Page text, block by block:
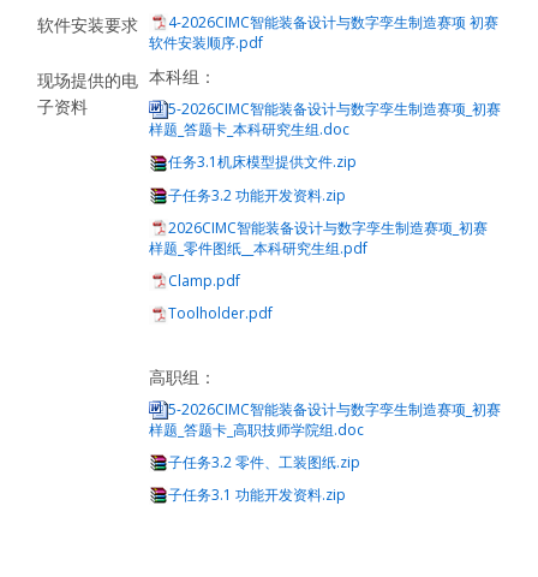
软件安装要求
4-2026CIMC智能装备设计与数字孪生制造赛项 初赛
软件安装顺序.pdf
现场提供的电
子资料
本科组：
5-2026CIMC智能装备设计与数字孪生制造赛项_初赛
样题_答题卡_本科研究生组.doc
任务3.1机床模型提供文件.zip
子任务3.2 功能开发资料.zip
2026CIMC智能装备设计与数字孪生制造赛项_初赛
样题_零件图纸__本科研究生组.pdf
Clamp.pdf
Toolholder.pdf
高职组：
5-2026CIMC智能装备设计与数字孪生制造赛项_初赛
样题_答题卡_高职技师学院组.doc
子任务3.2 零件、工装图纸.zip
子任务3.1 功能开发资料.zip